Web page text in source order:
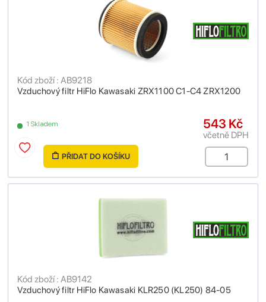
Vzduchový filtr HiFlo Kawasaki ZRX1100 C1-C4 ZRX1200
Kód zboží : AB9218
1 Skladem 543 Kč
včetně DPH
PŘIDAT DO KOŠÍKU
Vzduchový filtr HiFlo Kawasaki KLR250 (KL250) 84-05
Kód zboží : AB9142